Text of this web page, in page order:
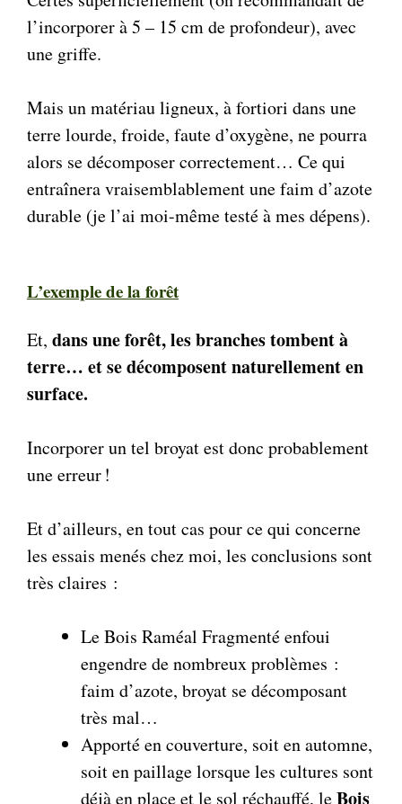
l’incorporer à 5 – 15 cm de profondeur), avec
une griffe.
Mais un matériau ligneux, à fortiori dans une
terre lourde, froide, faute d’oxygène, ne pourra
alors se décomposer correctement… Ce qui
entraînera vraisemblablement une faim d’azote
durable (je l’ai moi-même testé à mes dépens).
L’exemple de la forêt
Et, dans une forêt, les branches tombent à
terre… et se décomposent naturellement en
surface.
Incorporer un tel broyat est donc probablement
une erreur !
Et d’ailleurs, en tout cas pour ce qui concerne
les essais menés chez moi, les conclusions sont
très claires :
Le Bois Raméal Fragmenté enfoui
engendre de nombreux problèmes :
faim d’azote, broyat se décomposant
très mal…
Apporté en couverture, soit en automne,
soit en paillage lorsque les cultures sont
déjà en place et le sol réchauffé, leBois